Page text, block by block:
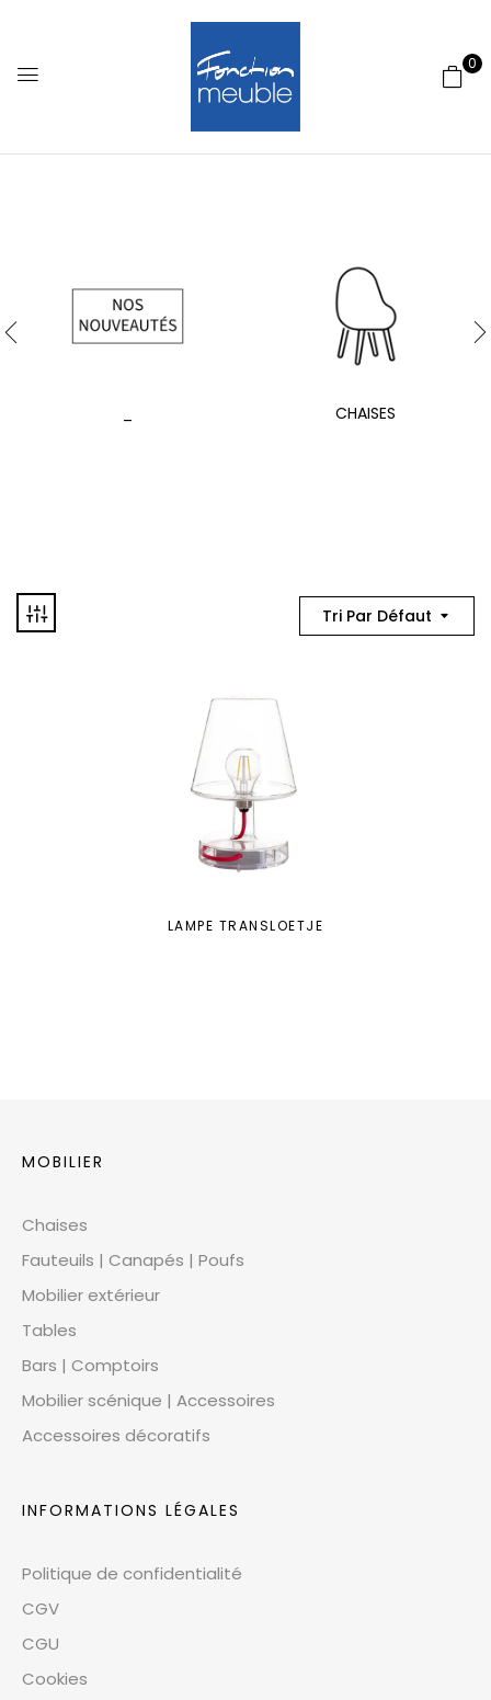
0
CHAISES
Tri Par Défaut
LAMPE TRANSLOETJE
MOBILIER
Chaises
Fauteuils | Canapés | Poufs
Mobilier extérieur
Tables
Bars | Comptoirs
Mobilier scénique | Accessoires
Accessoires décoratifs
INFORMATIONS LÉGALES
Politique de confidentialité
CGV
CGU
Cookies